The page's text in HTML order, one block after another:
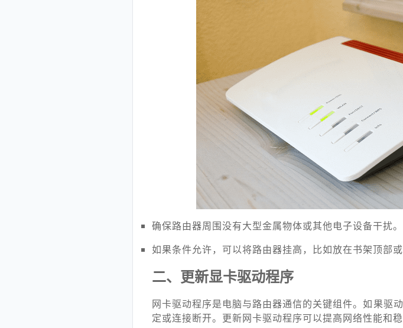
确保路由器周围没有大型金属物体或其他电子设备干扰。
如果条件允许，可以将路由器挂高，比如放在书架顶部或
二、更新显卡驱动程序
网卡驱动程序是电脑与路由器通信的关键组件。如果驱
定或连接断开。更新网卡驱动程序可以提高网络性能和稳